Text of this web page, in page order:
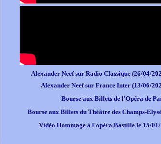
Alexander Neef sur Radio Classique (26/04/
Alexander Neef sur France Inter (13/06/
Bourse aux Billets de l'Opéra de
Bourse aux Billets du Théâtre des Champs-
Vidéo Hommage à l'opéra Bastille le 15/